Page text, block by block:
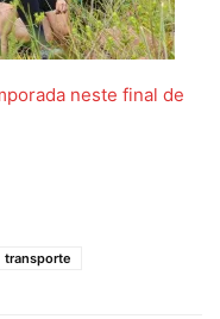
neste final de
transporte